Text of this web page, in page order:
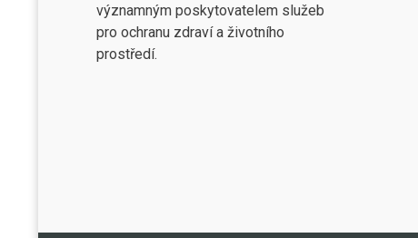
významným poskytovatelem služeb
pro ochranu zdraví a životního
prostředí.